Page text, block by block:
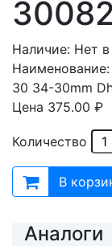
Наличие: Нет
Наименование:
30 34-30mm
Цена 375.00 ₽
Количество
В
Аналоги